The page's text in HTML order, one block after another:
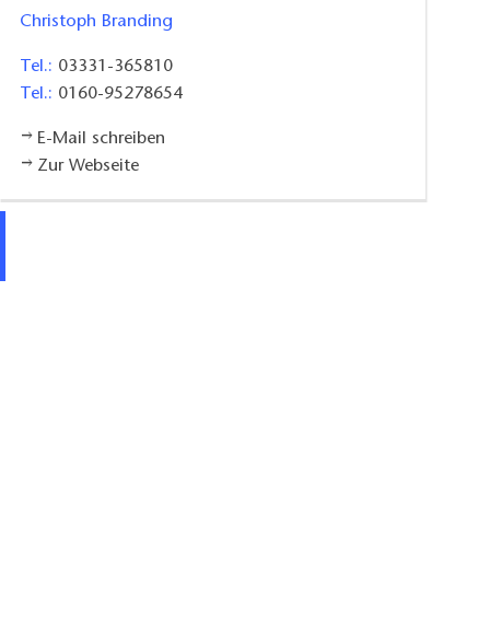
Christoph Branding
Tel.: 03331-365810
Tel.: 0160-95278654
E-Mail schreiben
Zur Webseite